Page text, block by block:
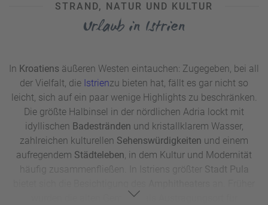
STRAND, NATUR UND KULTUR
Urlaub in Istrien
In Kroatiens äußeren Westen eintauchen: Zugegeben, bei all
der Vielfalt, die Istrienzu bieten hat, fällt es gar nicht so
leicht, sich auf ein paar wenige Highlights zu beschränken.
Die größte Halbinsel in der nördlichen Adria lockt mit
idyllischen Badestränden und kristallklarem Wasser,
zahlreichen kulturellen Sehenswürdigkeiten und einem
aufregendem Städteleben, in dem Kultur und Modernität
häufig zusammenfließen. In Istriens größter Stadt Pula
wurden die alten Gemäuer als Austragungsort für